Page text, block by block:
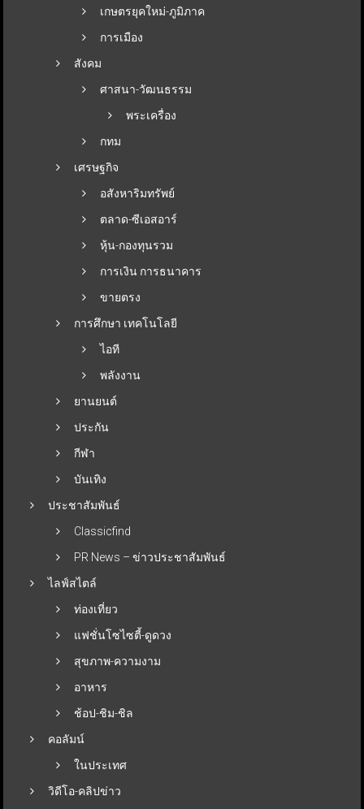
เกษตรยุคใหม่-ภูมิภาค
การเมือง
สังคม
ศาสนา-วัฒนธรรม
พระเครื่อง
กทม
เศรษฐกิจ
อสังหาริมทรัพย์
ตลาด-ซีเอสอาร์
หุ้น-กองทุนรวม
การเงิน การธนาคาร
ขายตรง
การศึกษา เทคโนโลยี
ไอที
พลังงาน
ยานยนต์
ประกัน
กีฬา
บันเทิง
ประชาสัมพันธ์
Classicfind
PR News – ข่าวประชาสัมพันธ์
ไลฟ์สไตล์
ท่องเที่ยว
แฟชั่นโซไซตี้-ดูดวง
สุขภาพ-ความงาม
อาหาร
ช้อป-ชิม-ชิล
คอลัมน์
ในประเทศ
วิดีโอ-คลิปข่าว